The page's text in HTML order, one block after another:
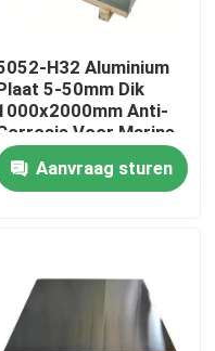
H32 Aluminium
5-50mm Dik
Anti-
Voor Marine
Aanvraag sturen